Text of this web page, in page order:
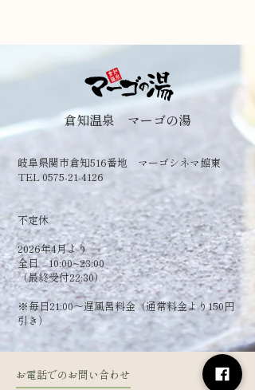
倉知温泉 マーゴの湯
岐阜県関市倉知516番地 マーゴシネマ館東
TEL 0575-21-4126
​不定休
2026年4月より
全日 10:00~23:00
（最終受付22:30）
​※毎日21:00～遅風呂料金（通常料金より150円
引き）
お電話でのお問い合わせ